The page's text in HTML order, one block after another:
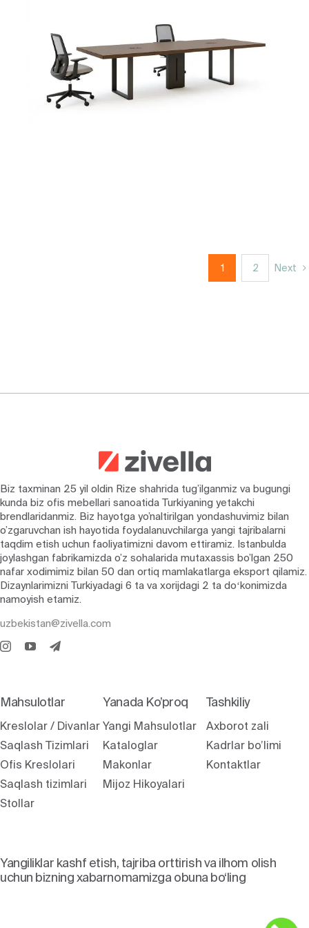
1 2 Next
Biz taxminan 25 yil oldin Rize shahrida tug’ilganmiz va bugungi
kunda biz ofis mebellari sanoatida Turkiyaning yetakchi
brendlaridanmiz. Biz hayotga yo’naltirilgan yondashuvimiz bilan
o’zgaruvchan ish hayotida foydalanuvchilarga yangi tajribalarni
taqdim etish uchun faoliyatimizni davom ettiramiz. Istanbulda
joylashgan fabrikamizda o’z sohalarida mutaxassis bo’lgan 250
nafar xodimimiz bilan 50 dan ortiq mamlakatlarga eksport qilamiz.
Dizaynlarimizni Turkiyadagi 6 ta va xorijdagi 2 ta doʻkonimizda
namoyish etamiz.
uzbekistan@zivella.com
Mahsulotlar
Kreslolar / Divanlar
Saqlash Tizimlari
Ofis Kreslolari
Saqlash tizimlari
Stollar
Yanada Ko’proq
Yangi Mahsulotlar
Kataloglar
Makonlar
Mijoz Hikoyalari
Tashkiliy
Axborot zali
Kadrlar bo’limi
Kontaktlar
Yangiliklar kashf etish, tajriba orttirish va ilhom olish
uchun bizning xabarnomamizga obuna bo‘ling